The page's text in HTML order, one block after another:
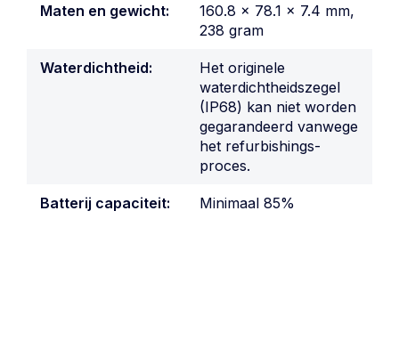
Maten en gewicht:
160.8 x 78.1 x 7.4 mm,
238 gram
Waterdichtheid:
Het originele
waterdichtheidszegel
(IP68) kan niet worden
gegarandeerd vanwege
het refurbishings-
proces.
Batterij capaciteit: Minimaal 85%